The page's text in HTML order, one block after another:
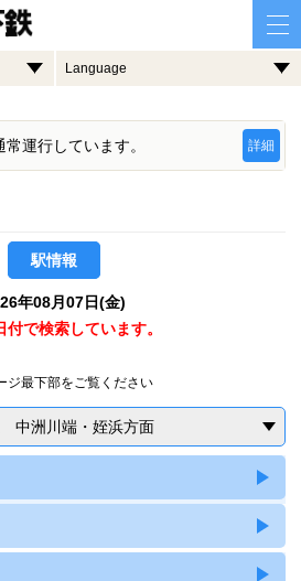
Language
常運行しています。 詳細
駅情報
年08月07日(金)
付で検索しています。
ジ最下部をご覧ください
中洲川端・姪浜方面